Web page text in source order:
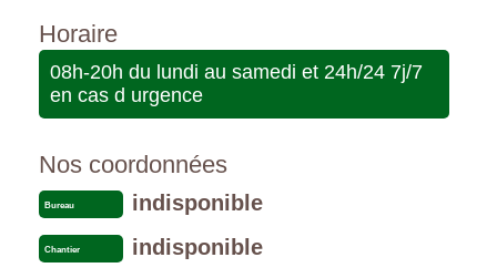
Horaire
08h-20h du lundi au samedi et 24h/24 7j/7
en cas d urgence
Nos coordonnées
Bureau indisponible
Chantier indisponible